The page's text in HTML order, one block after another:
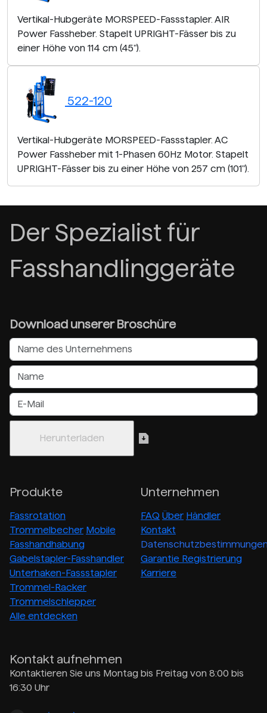
Vertikal-Hubgeräte MORSPEED-Fassstapler. AIR
Power Fassheber. Stapelt UPRIGHT-Fässer bis zu
einer Höhe von 114 cm (45").
522-120
Vertikal-Hubgeräte MORSPEED-Fassstapler. AC
Power Fassheber mit 1-Phasen 60Hz Motor. Stapelt
UPRIGHT-Fässer bis zu einer Höhe von 257 cm (101").
Der Spezialist für
Fasshandlinggeräte
Download unserer Broschüre
Produkte
Fassrotation
Trommelbecher Mobile
Fasshandhabung
Gabelstapler-Fasshandler
Unterhaken-Fassstapler
Trommel-Racker
Trommelschlepper
Alle entdecken
Unternehmen
FAQ Über Händler
Kontakt
Garantie Registrierung
Karriere
Kontakt aufnehmen
Kontaktieren Sie uns Montag bis Freitag von 8:00 bis
16:30 Uhr